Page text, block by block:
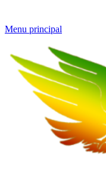
Menu principal